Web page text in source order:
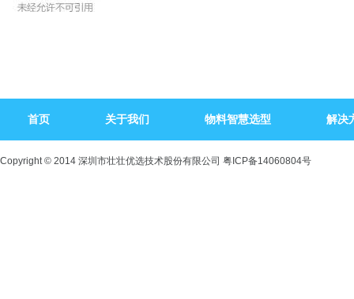
首页 关于我们 物料智慧选型 解决
Copyright © 2014 深圳市壮壮优选技术股份有限公司 粤ICP备14060804号